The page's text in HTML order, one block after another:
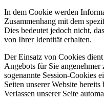
In dem Cookie werden
Zusammenhang mit dem
Dies bedeutet jedoch nicht,
von Ihrer Identität erhalten.
Der Einsatz von Cookies
Angebots für Sie angenehmer
sogenannte Session-Cookies
Seiten unserer Website
Verlassen unserer Seite